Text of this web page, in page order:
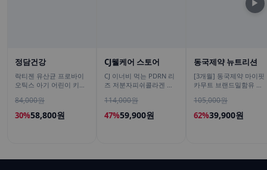
정담건강
락티젠 유산균 프로바이
오틱스 아기 어린이 키즈
2개
84,000원
30%58,800원
CJ웰케어 스토어
CJ 이너비 먹는 PDRN 리
즈 저분자피쉬콜라겐 히
14포, 3개
114,000원
47%59,900원
동국제약 뉴트리션
[3개월] 동국제약 마이핏
카무트 브랜드밀함유 효
치 30포, 3개
105,000원
62%39,900원
▶